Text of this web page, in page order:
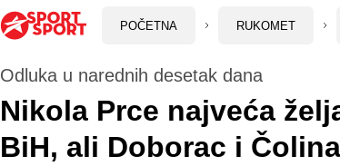
POČETNA RUKOMET
Odluka u narednih desetak dana
Nikola Prce najveća
BiH, ali Doborac i